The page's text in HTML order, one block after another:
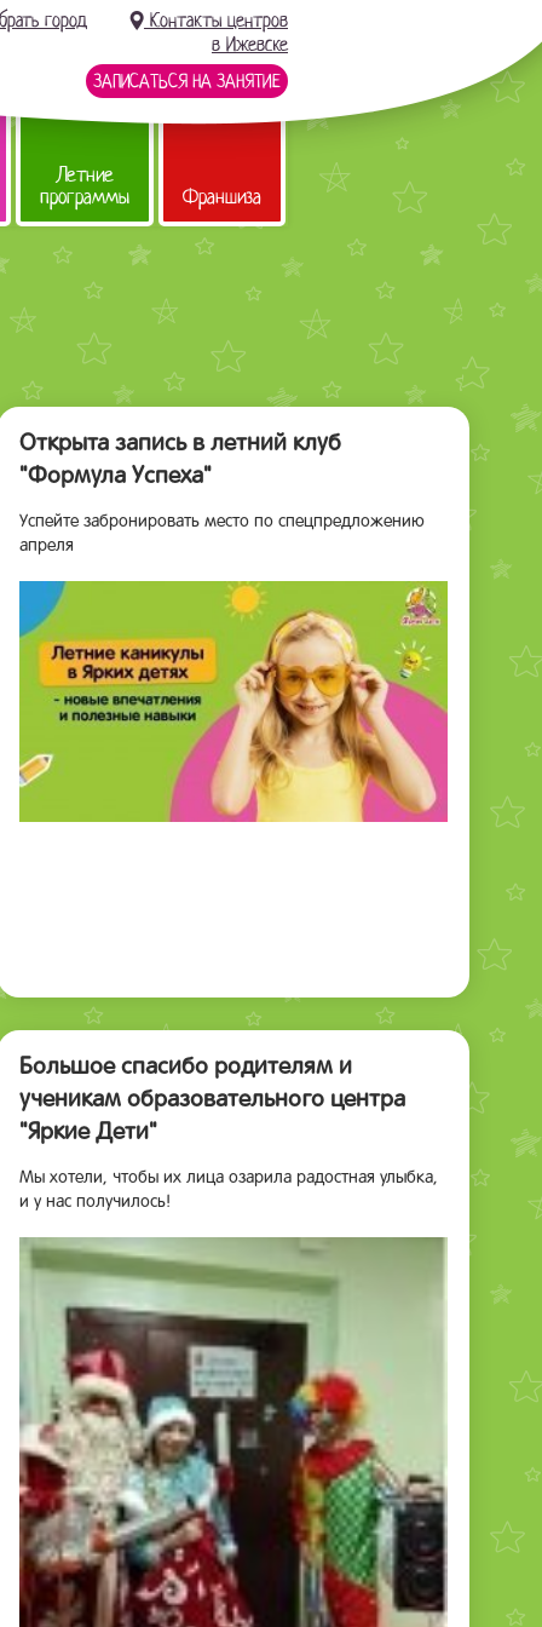
город
Контакты центров
в Ижевске
ЗАПИСАТЬСЯ НА ЗАНЯТИЕ
Летние
программы Франшиза
Открыта запись в летний клуб
"Формула Успеха"
Успейте забронировать место по спецпредложению
апреля
Большое спасибо родителям и
ученикам образовательного центра
"Яркие Дети"
Мы хотели, чтобы их лица озарила радостная улыбка,
и у нас получилось!